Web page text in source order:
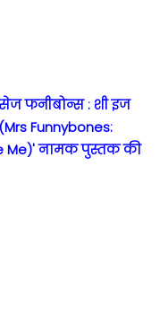
फनीबोन्स : शी इज
Funnybones:
Me)' नामक पुस्तक की